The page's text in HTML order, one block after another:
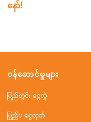
နော်!
ဝန်ဆောင်မှုများ
ပြည်တွင်း ငွေလွှဲ
ပြည်ပ ငွေထုတ်